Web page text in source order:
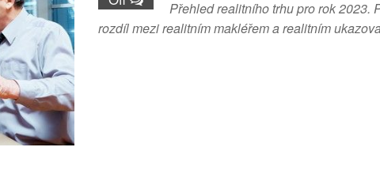
Přehled realitního trhu pro rok 2023.
rozdíl mezi realitním makléřem a realitním